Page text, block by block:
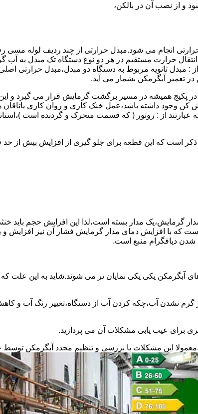
و از نصب آن در بالکن،
انجام می شود.مبدل حرارتی از چند ردیف لوله
حرارت مستقیم در هر دو نوع دستگاه تک مبدل به
مبدل ثانویه مربوط به دستگاه دو مبدل،مبدل حرارتی
تعمیر آبگرمکن بشمار می آید.
همیشه در مسیر برگشت گرمایش قرار می گیرد و این
آب پخش کن وجود داشته باشد،عمل خنک کاری و روان کاری
از : روتور ( که قسمت متحرک و گردنده است
ذکر است که این قطعه برای جلو گیری از افزایش بیش از
گرمایش،یک مدار بسته است،لذا این افزایش حجم باید
که با افزایش دمای مدار گرمایش فشار آن نیز افزایش
شدن دیافگرام منبع است.
آبگرمکن یکی یکی نمایان تر می شوند.شاید به این علت
نشدن آب،چکه کردن آب از دستگاه،تغییر رنگ آب و
برای عیب یابی مشکلات آن می پردازید.
این مشکلات با بررسی و تنظیم مجدد آبگرمکن